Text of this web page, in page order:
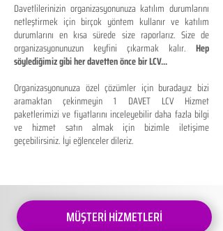
Davetlilerinizin organizasyonunuza katılım durumlarını
netleştirmek için birçok yöntem kullanır ve katılım
durumlarını en kısa sürede size raporlarız. Size de
organizasyonunuzun keyfini çıkarmak kalır. Hep
söylediğimiz gibi her davetten önce bir LCV...
Organizasyonunuza özel çözümler için buradayız bizi
aramaktan çekinmeyin 1 DAVET LCV Hizmet
paketlerimizi ve fiyatlarını inceleyebilir daha fazla bilgi
ve hizmet satın almak için bizimle iletişime
geçebilirsiniz. İyi eğlenceler dileriz.
MÜŞTERİ HİZMETLERİ